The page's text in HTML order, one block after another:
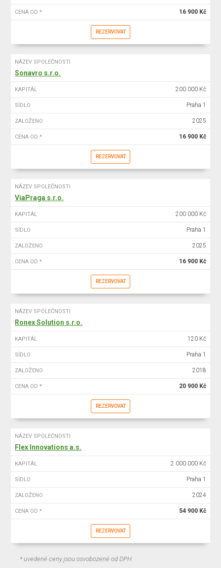
CENA OD * 16 900 Kč
REZERVOVAT
NÁZEV SPOLEČNOSTI
Sonavro s.r.o.
KAPITÁL 200 000 Kč
SÍDLO Praha 1
ZALOŽENO 2025
CENA OD * 16 900 Kč
REZERVOVAT
NÁZEV SPOLEČNOSTI
ViaPraga s.r.o.
KAPITÁL 200 000 Kč
SÍDLO Praha 1
ZALOŽENO 2025
CENA OD * 16 900 Kč
REZERVOVAT
NÁZEV SPOLEČNOSTI
Ronex Solution s.r.o.
KAPITÁL 120 Kč
SÍDLO Praha 1
ZALOŽENO 2018
CENA OD * 20 900 Kč
REZERVOVAT
NÁZEV SPOLEČNOSTI
Flex Innovations a.s.
KAPITÁL 2 000 000 Kč
SÍDLO Praha 1
ZALOŽENO 2024
CENA OD * 54 900 Kč
REZERVOVAT
* uvedené ceny jsou osvobozené od DPH